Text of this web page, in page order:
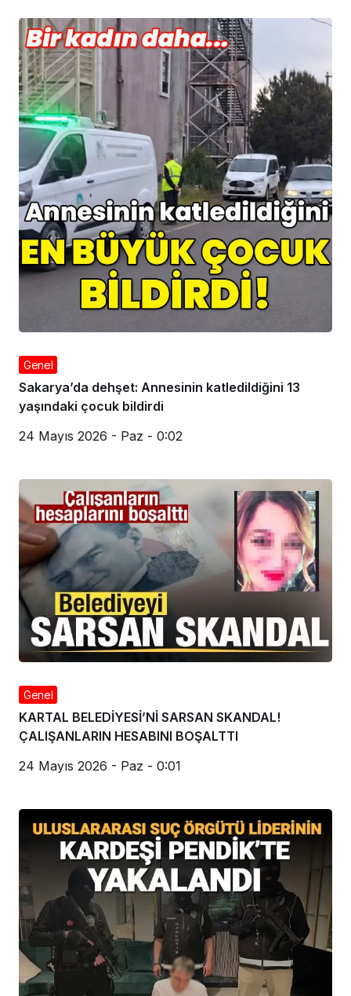
Genel
Sakarya’da dehşet: Annesinin katledildiğini 13
yaşındaki çocuk bildirdi
24 Mayıs 2026 - Paz - 0:02
Genel
KARTAL BELEDİYESİ’Nİ SARSAN SKANDAL!
ÇALIŞANLARIN HESABINI BOŞALTTI
24 Mayıs 2026 - Paz - 0:01